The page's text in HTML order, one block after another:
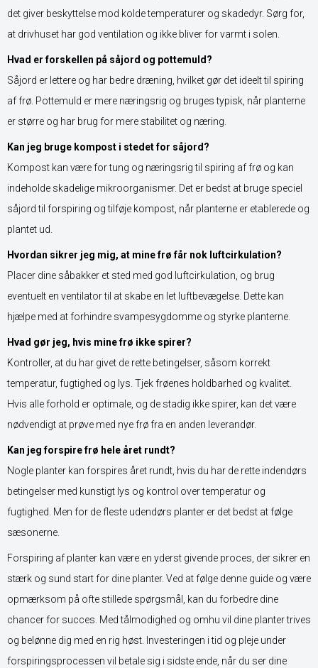
det giver beskyttelse mod kolde temperaturer og skadedyr. Sørg for,
at drivhuset har god ventilation og ikke bliver for varmt i solen.
Hvad er forskellen på såjord og pottemuld?
Såjord er lettere og har bedre dræning, hvilket gør det ideelt til spiring
af frø. Pottemuld er mere næringsrig og bruges typisk, når planterne
er større og har brug for mere stabilitet og næring.
Kan jeg bruge kompost i stedet for såjord?
Kompost kan være for tung og næringsrig til spiring af frø og kan
indeholde skadelige mikroorganismer. Det er bedst at bruge speciel
såjord til forspiring og tilføje kompost, når planterne er etablerede og
plantet ud.
Hvordan sikrer jeg mig, at mine frø får nok luftcirkulation?
Placer dine såbakker et sted med god luftcirkulation, og brug
eventuelt en ventilator til at skabe en let luftbevægelse. Dette kan
hjælpe med at forhindre svampesygdomme og styrke planterne.
Hvad gør jeg, hvis mine frø ikke spirer?
Kontroller, at du har givet de rette betingelser, såsom korrekt
temperatur, fugtighed og lys. Tjek frøenes holdbarhed og kvalitet.
Hvis alle forhold er optimale, og de stadig ikke spirer, kan det være
nødvendigt at prøve med nye frø fra en anden leverandør.
Kan jeg forspire frø hele året rundt?
Nogle planter kan forspires året rundt, hvis du har de rette indendørs
betingelser med kunstigt lys og kontrol over temperatur og
fugtighed. Men for de fleste udendørs planter er det bedst at følge
sæsonerne.
Forspiring af planter kan være en yderst givende proces, der sikrer en
stærk og sund start for dine planter. Ved at følge denne guide og være
opmærksom på ofte stillede spørgsmål, kan du forbedre dine
chancer for succes. Med tålmodighed og omhu vil dine planter trives
og belønne dig med en rig høst. Investeringen i tid og pleje under
forspiringsprocessen vil betale sig i sidste ende, når du ser dine